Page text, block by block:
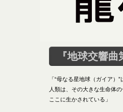
『地球交響曲
「“母なる星地球（ガイア）
人類は、その大きな生命体
ここに生かされている」